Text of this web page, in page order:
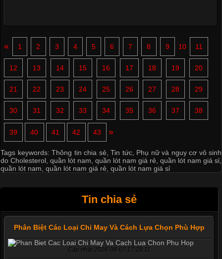
« 1 2 3 4 5 6 7 8 9 10 11
12 13 14 15 16 17 18 19 20
21 22 23 24 25 26 27 28 29
30 31 32 33 34 35 36 37 38
39 40 41 42 43 »
Tags keywords: Thông tin chia sẻ Tin tức, Phụ nữ và nguy cơ vô sinh
do Cholesterol quần lót nam quần lót nam giá rẻ quần lót nam giá sỉ
quần lót nam quần lót nam giá rẻ quần lót nam giá sỉ
Tin chia sẻ
Phân Biệt Các Loại Chỉ May Và Cách Lựa Chọn Phù Hợp
Cập nhật 2026-08-07 17:28:11